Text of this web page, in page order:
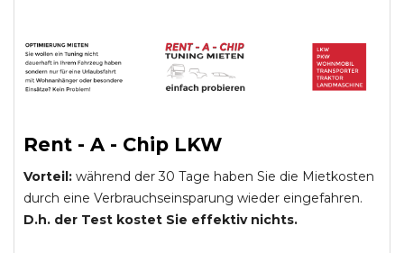
Rent - A - Chip LKW
Vorteil: während der 30 Tage haben Sie die Mietkosten
durch eine Verbrauchseinsparung wieder eingefahren.
D.h. der Test kostet Sie effektiv nichts.